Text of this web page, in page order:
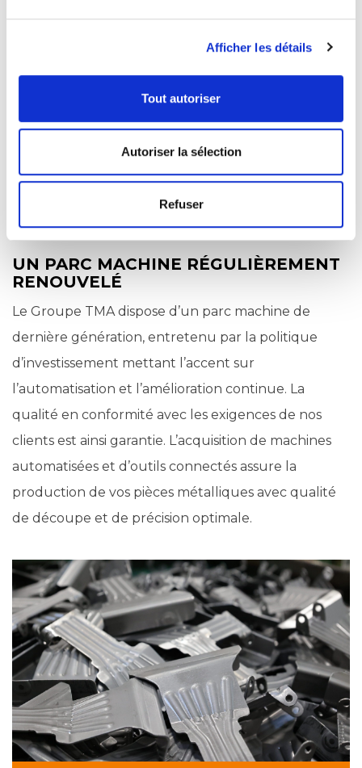
Afficher les détails
Tout autoriser
Autoriser la sélection
Refuser
La rétro conception permet de générer des
fichiers CAO à partir de la numérisation 3D
d’un produit. Cette technique est utile si le
plan d’origine est manquant ou inexistant.
UN PARC MACHINE RÉGULIÈREMENT
RENOUVELÉ
Le Groupe TMA dispose d’un parc machine de
dernière génération, entretenu par la politique
d’investissement mettant l’accent sur
l’automatisation et l’amélioration continue. La
qualité en conformité avec les exigences de nos
clients est ainsi garantie. L’acquisition de machines
automatisées et d’outils connectés assure la
production de vos pièces métalliques avec qualité
de découpe et de précision optimale.